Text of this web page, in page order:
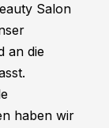
Salon
an die
haben wir